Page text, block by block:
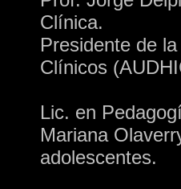
Clínica.
Presidente de
Clínicos
Lic. en
Mariana
adolescentes.